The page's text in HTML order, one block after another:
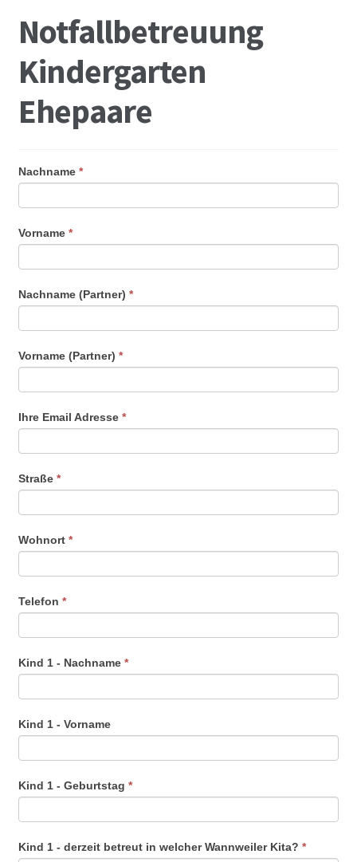
Notfallbetreuung
Kindergarten
Ehepaare
Nachname *
Vorname *
Nachname (Partner) *
Vorname (Partner) *
Ihre Email Adresse *
Straße *
Wohnort *
Telefon *
Kind 1 - Nachname *
Kind 1 - Vorname
Kind 1 - Geburtstag *
Kind 1 - derzeit betreut in welcher Wannweiler Kita? *